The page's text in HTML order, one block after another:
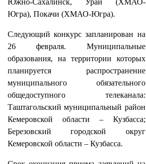
Южно-Сахалинск, Урай (ХМАО-
Югра), Покачи (ХМАО-Югра).
Следующий конкурс запланирован на
26 февраля. Муниципальные
образования, на территории которых
планируется распространение
муниципального обязательного
общедоступного телеканала:
Таштагольский муниципальный район
Кемеровской области – Кузбасса;
Березовский городской округ
Кемеровской области – Кузбасса.